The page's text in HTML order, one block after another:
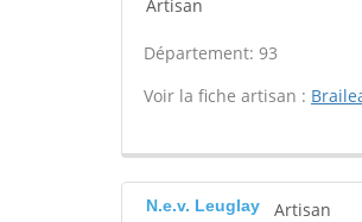
Artisan
Département: 93
Voir la fiche artisan :
N.e.v. Leuglay Artisan